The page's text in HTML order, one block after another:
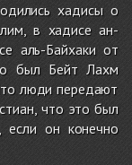
хадисы о
в хадисе ан-
аль-Байхаки от
был Бейт Лахм
люди передают
что это был
он конечно